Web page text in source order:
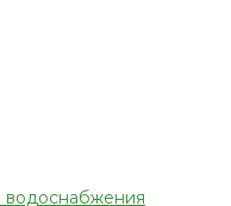
водоснабжения